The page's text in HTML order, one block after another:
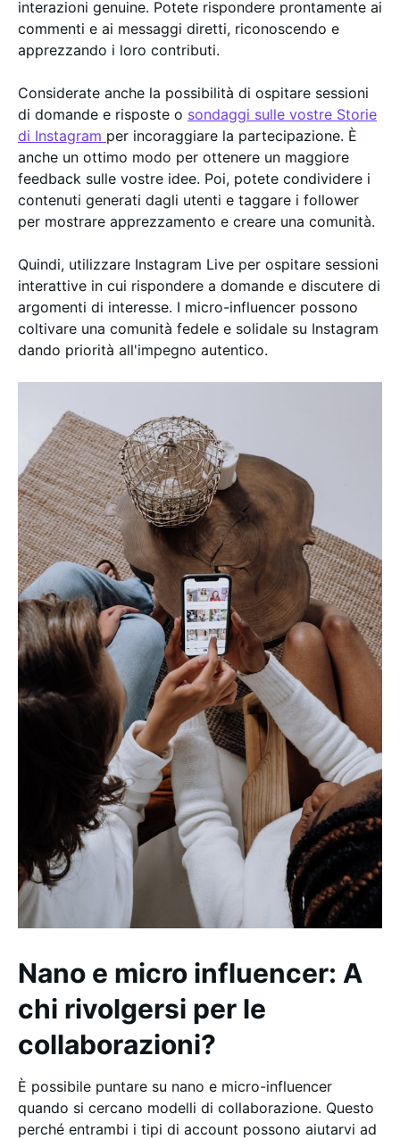
interazioni genuine. Potete rispondere prontamente ai
commenti e ai messaggi diretti, riconoscendo e
apprezzando i loro contributi.
Considerate anche la possibilità di ospitare sessioni
di domande e risposte o sondaggi sulle vostre Storie
di Instagram per incoraggiare la partecipazione. È
anche un ottimo modo per ottenere un maggiore
feedback sulle vostre idee. Poi, potete condividere i
contenuti generati dagli utenti e taggare i follower
per mostrare apprezzamento e creare una comunità.
Quindi, utilizzare Instagram Live per ospitare sessioni
interattive in cui rispondere a domande e discutere di
argomenti di interesse. I micro-influencer possono
coltivare una comunità fedele e solidale su Instagram
dando priorità all'impegno autentico.
Nano e micro influencer: A
chi rivolgersi per le
collaborazioni?
È possibile puntare su nano e micro-influencer
quando si cercano modelli di collaborazione. Questo
perché entrambi i tipi di account possono aiutarvi ad